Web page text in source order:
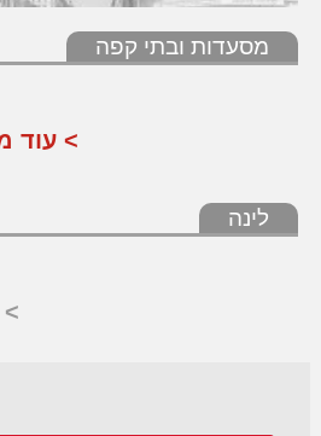
מסעדות ובתי קפה
> עוד
לינה
>